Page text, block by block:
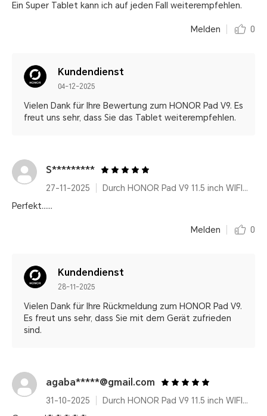
Ein Super Tablet kann ich auf jeden Fall weiterempfehlen.
Melden 0
Kundendienst
04-12-2025
Vielen Dank für Ihre Bewertung zum HONOR Pad V9. Es
freut uns sehr, dass Sie das Tablet weiterempfehlen.
S*********
27-11-2025
Durch HONOR Pad V9 11.5 inch WIFI Only 8GB+256GB Gray with Flip Cover and Pen
Perfekt......
Melden 0
Kundendienst
28-11-2025
Vielen Dank für Ihre Rückmeldung zum HONOR Pad V9.
Es freut uns sehr, dass Sie mit dem Gerät zufrieden
sind.
agaba*****@gmail.com
31-10-2025
Durch HONOR Pad V9 11.5 inch WIFI Only 8GB+256GB Gray with Flip Cover and Pen